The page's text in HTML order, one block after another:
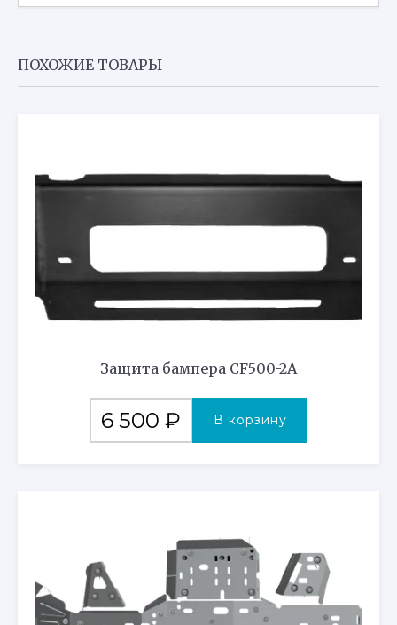
Z8/Z10
ПОХОЖИЕ ТОВАРЫ
Защита бампера CF500-2A
6 500 ₽ В корзину